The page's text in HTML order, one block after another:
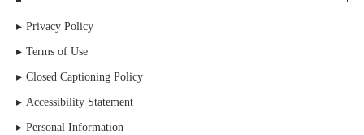
Privacy Policy
Terms of Use
Closed Captioning Policy
Accessibility Statement
Personal Information